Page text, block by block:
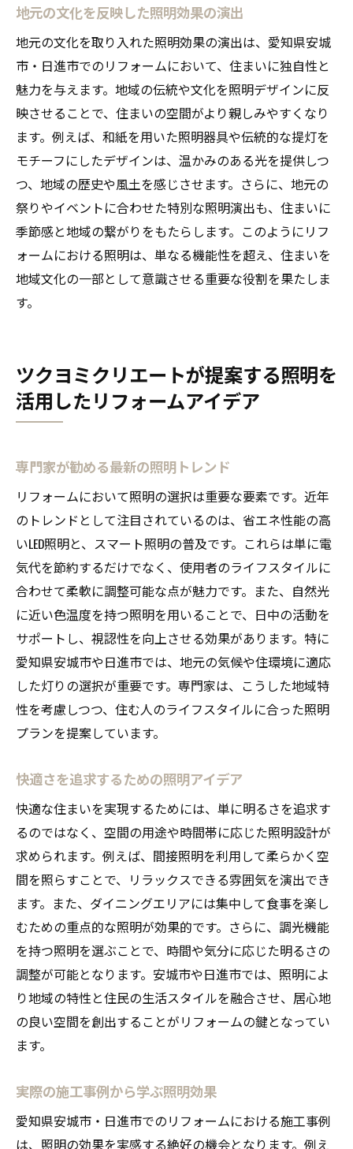
地元の文化を反映した照明効果の演出
地元の文化を取り入れた照明効果の演出は、愛知県安城
市・日進市でのリフォームにおいて、住まいに独自性と
魅力を与えます。地域の伝統や文化を照明デザインに反
映させることで、住まいの空間がより親しみやすくなり
ます。例えば、和紙を用いた照明器具や伝統的な提灯を
モチーフにしたデザインは、温かみのある光を提供しつ
つ、地域の歴史や風土を感じさせます。さらに、地元の
祭りやイベントに合わせた特別な照明演出も、住まいに
季節感と地域の繋がりをもたらします。このようにリフ
ォームにおける照明は、単なる機能性を超え、住まいを
地域文化の一部として意識させる重要な役割を果たしま
す。
ツクヨミクリエートが提案する照明を
活用したリフォームアイデア
専門家が勧める最新の照明トレンド
リフォームにおいて照明の選択は重要な要素です。近年
のトレンドとして注目されているのは、省エネ性能の高
いLED照明と、スマート照明の普及です。これらは単に電
気代を節約するだけでなく、使用者のライフスタイルに
合わせて柔軟に調整可能な点が魅力です。また、自然光
に近い色温度を持つ照明を用いることで、日中の活動を
サポートし、視認性を向上させる効果があります。特に
愛知県安城市や日進市では、地元の気候や住環境に適応
した灯りの選択が重要です。専門家は、こうした地域特
性を考慮しつつ、住む人のライフスタイルに合った照明
プランを提案しています。
快適さを追求するための照明アイデア
快適な住まいを実現するためには、単に明るさを追求す
るのではなく、空間の用途や時間帯に応じた照明設計が
求められます。例えば、間接照明を利用して柔らかく空
間を照らすことで、リラックスできる雰囲気を演出でき
ます。また、ダイニングエリアには集中して食事を楽し
むための重点的な照明が効果的です。さらに、調光機能
を持つ照明を選ぶことで、時間や気分に応じた明るさの
調整が可能となります。安城市や日進市では、照明によ
り地域の特性と住民の生活スタイルを融合させ、居心地
の良い空間を創出することがリフォームの鍵となってい
ます。
実際の施工事例から学ぶ照明効果
愛知県安城市・日進市でのリフォームにおける施工事例
は、照明の効果を実感する絶好の機会となります。例え